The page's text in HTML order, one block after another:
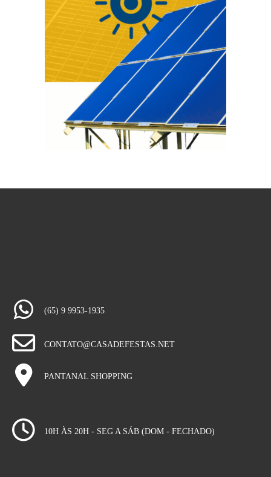
(65) 9 9953-1935
CONTATO@CASADEFESTAS.NET
PANTANAL SHOPPING
10H ÀS 20H - SEG A SÁB (DOM - FECHADO)